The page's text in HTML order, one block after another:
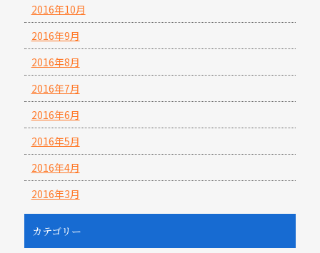
2016年10月
2016年9月
2016年8月
2016年7月
2016年6月
2016年5月
2016年4月
2016年3月
カテゴリー